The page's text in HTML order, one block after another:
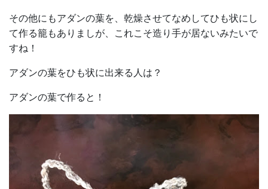
その他にもアダンの葉を、乾燥させてなめしてひも状にし
て作る籠もありましが、これこそ造り手が居ないみたいで
すね！
アダンの葉をひも状に出来る人は？
アダンの葉で作ると！